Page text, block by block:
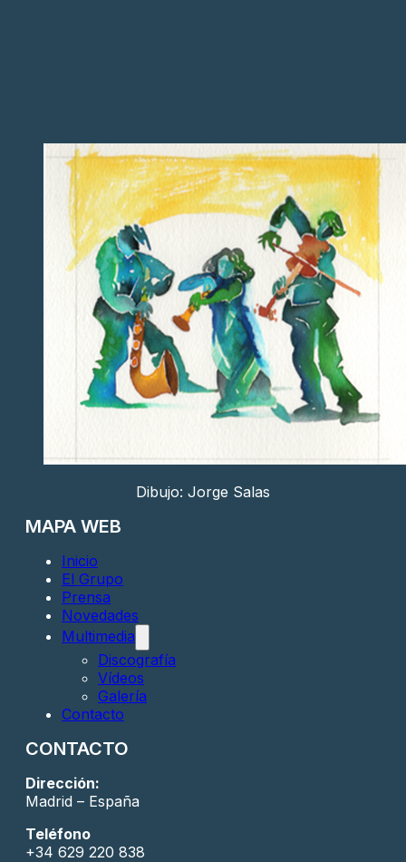
Dibujo: Jorge Salas
MAPA WEB
Inicio
El Grupo
Prensa
Novedades
Multimedia
Discografía
Vídeos
Galería
Contacto
CONTACTO
Dirección:
Madrid – España
Teléfono
+34 629 220 838